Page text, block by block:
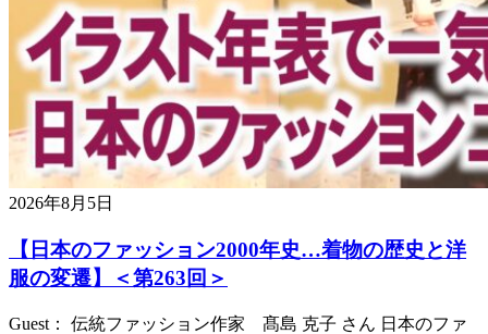
2026年8月5日
【日本のファッション2000年史…着物の歴史と洋
服の変遷】＜第263回＞
Guest： 伝統ファッション作家 髙島 克子 さん 日本のファ